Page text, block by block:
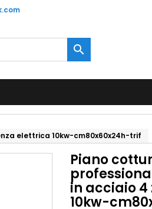

elettrica 10kw-cm80x60x24h-trif
Piano
in acciaio
10kw-